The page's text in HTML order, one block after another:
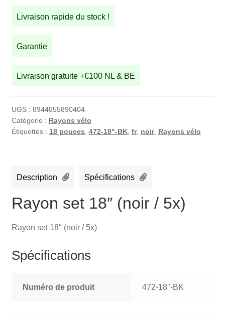
set
18"
5x)
Livraison rapide du stock !
Garantie
Livraison gratuite +€100 NL & BE
UGS : 8944855890404
Catégorie : Rayons vélo
Étiquettes : 18 pouces 472-18"-BK, fr, noir, Rayons vélo
Description Spécifications
Rayon set 18″ (noir / 5x)
Rayon set 18″ (noir / 5x)
Spécifications
Numéro de produit 472-18"-BK